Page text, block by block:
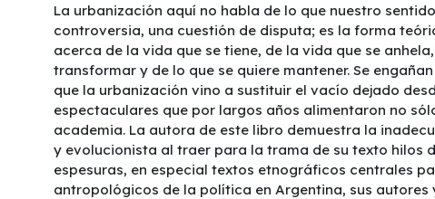
La urbanización aquí no habla de lo que nuestro
controversia, una cuestión de disputa; es la forma
acerca de la vida que se tiene, de la vida que se
transformar y de lo que se quiere mantener. Se
que la urbanización vino a sustituir el vacío dejado
espectaculares que por largos años alimentaron no
academia. La autora de este libro demuestra la
y evolucionista al traer para la trama de su texto hilos
espesuras, en especial textos etnográficos centrales
antropológicos de la política en Argentina, sus autores